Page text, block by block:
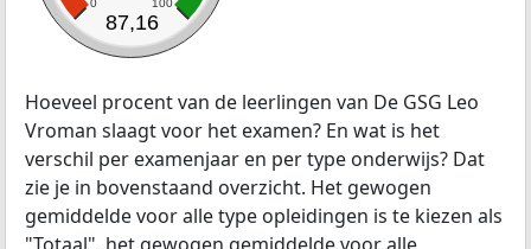
0 100
87,16
Hoeveel procent van de leerlingen van De GSG Leo
Vroman slaagt voor het examen? En wat is het
verschil per examenjaar en per type onderwijs? Dat
zie je in bovenstaand overzicht. Het gewogen
gemiddelde voor alle type opleidingen is te kiezen als